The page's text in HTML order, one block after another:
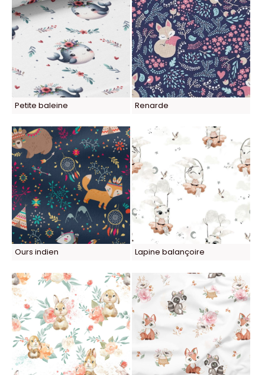
Petite baleine Renarde
Ours indien Lapine balançoire